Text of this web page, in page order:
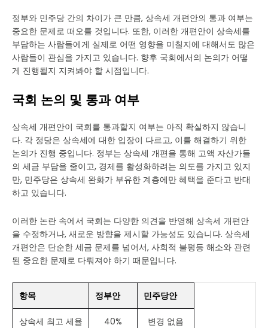
정부와 민주당 간의 차이가 큰 만큼, 상속세 개편안의 통과 여부는
중요한 문제로 떠오를 것입니다. 또한, 이러한 개편안이 상속세를
부담하는 사람들에게 실제로 어떤 영향을 미칠지에 대해서도 많은
사람들이 관심을 가지고 있습니다. 향후 국회에서의 논의가 어떻
게 진행될지 지켜봐야 할 시점입니다.
국회 논의 및 통과 여부
상속세 개편안이 국회를 통과할지 여부는 아직 확실하지 않습니
다. 각 정당은 상속세에 대한 입장이 다르고, 이를 해결하기 위한
논의가 진행 중입니다. 정부는 상속세 개편을 통해 고액 자산가들
의 세금 부담을 줄이고, 경제를 활성화하려는 의도를 가지고 있지
만, 민주당은 상속세 완화가 부유한 계층에만 혜택을 준다고 반대
하고 있습니다.
이러한 논란 속에서 국회는 다양한 의견을 반영해 상속세 개편안
을 수정하거나, 새로운 방향을 제시할 가능성도 있습니다. 상속세
개편안은 단순한 세금 문제를 넘어서, 사회적 불평등 해소와 관련
된 중요한 문제로 다뤄져야 하기 때문입니다.
항목 정부안 민주당안
상속세 최고 세율 40% 변경 없음